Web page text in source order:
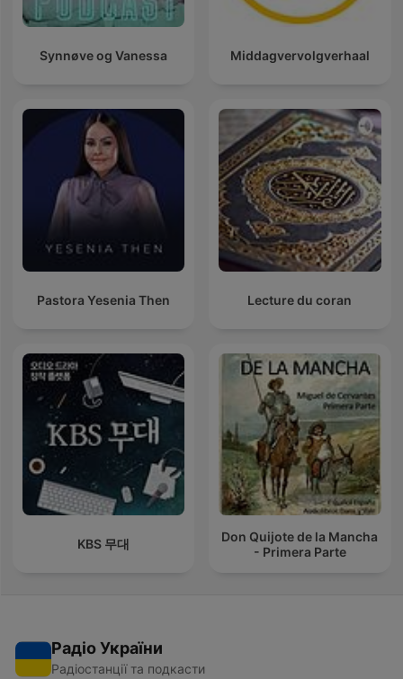
Synnøve og Vanessa Middagvervolgverhaal
Pastora Yesenia Then Lecture du coran
KBS 무대
Don Quijote de la Mancha
- Primera Parte
Радіо України
Радіостанції та подкасти